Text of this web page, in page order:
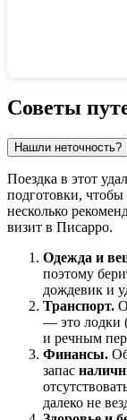
Советы
Нашли неточность?
Поездка в этот
подготовки,
несколько
визит в Писарро.
Одежда и
поэтому
дождевик и
Транспорт.
— это лодки
и речным
Финансы.
запас
далеко не